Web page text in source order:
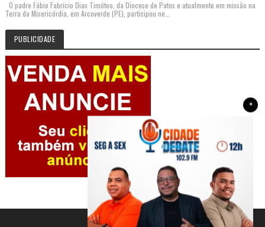
O padre Fábio Fabrício Dias Timóteo, da Diocese de Patos e atualmente em missão na
Terra da Misericórdia, em Arcoverde (PE), participou ne...
PUBLICIDADE
×